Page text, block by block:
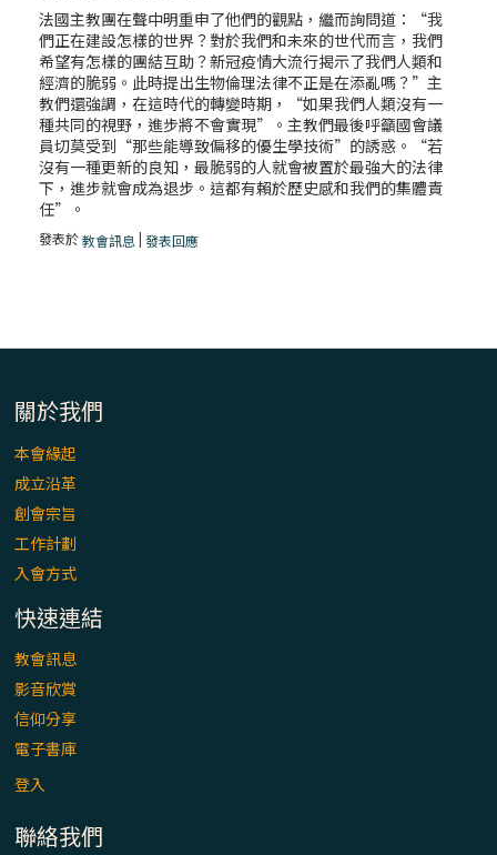
法國主教團在聲中明重申了他們的觀點，繼而詢問道：“我
們正在建設怎樣的世界？對於我們和未來的世代而言，我們
希望有怎樣的團結互助？新冠疫情大流行揭示了我們人類和
經濟的脆弱。此時提出生物倫理法律不正是在添亂嗎？”主
教們還強調，在這時代的轉變時期，“如果我們人類沒有一
種共同的視野，進步將不會實現”。主教們最後呼籲國會議
員切莫受到“那些能導致偏移的優生學技術”的誘惑。“若
沒有一種更新的良知，最脆弱的人就會被置於最強大的法律
下，進步就會成為退步。這都有賴於歷史感和我們的集體責
任”。
發表於教會訊息 |發表回應
關於我們
本會緣起
成立沿革
創會宗旨
工作計劃
入會方式
快速連結
教會訊息
影音欣賞
信仰分享
電子書庫
登入
聯絡我們